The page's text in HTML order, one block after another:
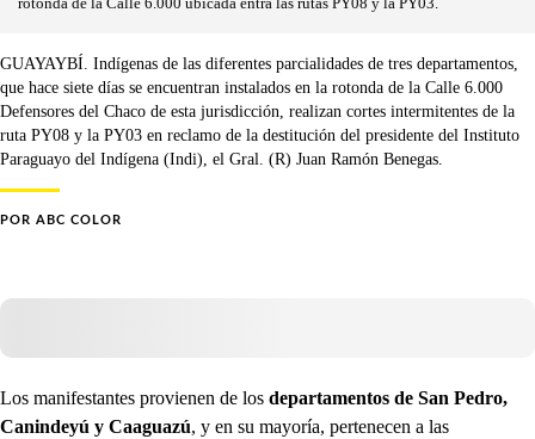
rotonda de la Calle 6.000 ubicada entra las rutas PY08 y la PY03.
GUAYAYBÍ. Indígenas de las diferentes parcialidades de tres departamentos,
que hace siete días se encuentran instalados en la rotonda de la Calle 6.000
Defensores del Chaco de esta jurisdicción, realizan cortes intermitentes de la
ruta PY08 y la PY03 en reclamo de la destitución del presidente del Instituto
Paraguayo del Indígena (Indi), el Gral. (R) Juan Ramón Benegas.
POR ABC COLOR
Los manifestantes provienen de los departamentos de San Pedro,
Canindeyú y Caaguazú, y en su mayoría, pertenecen a las